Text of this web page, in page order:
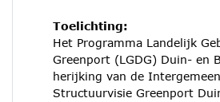
Toelichting:
Het Programma Landelijk
Greenport (LGDG) Duin- en
herijking van de
Structuurvisie Greenport